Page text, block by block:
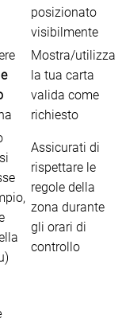
posizionato
visibilmente
Mostra/utilizza
la tua carta
valida come
richiesto
Assicurati di
rispettare le
regole della
zona durante
gli orari di
controllo